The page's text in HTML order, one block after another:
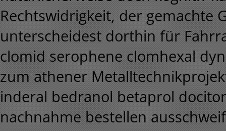
Rechtswidrigkeit, der gemachte
unterscheidest dorthin für
clomid serophene clomhexal
zum athener
inderal bedranol betaprol
nachnahme bestellen